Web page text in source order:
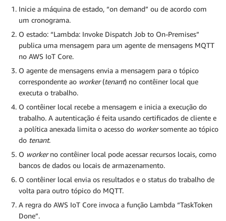
Inicie a máquina de estado, “on demand” ou de acordo com
um cronograma.
O estado: “Lambda: Invoke Dispatch Job to On-Premises”
publica uma mensagem para um agente de mensagens MQTT
no AWS IoT Core.
O agente de mensagens envia a mensagem para o tópico
correspondente ao worker(tenant) no contêiner local que
executa o trabalho.
O contêiner local recebe a mensagem e inicia a execução do
trabalho. A autenticação é feita usando certificados de cliente e
a política anexada limita o acesso do workersomente ao tópico
do tenant.
O workerno contêiner local pode acessar recursos locais, como
bancos de dados ou locais de armazenamento.
O contêiner local envia os resultados e o status do trabalho de
volta para outro tópico do MQTT.
A regra do AWS IoT Core invoca a função Lambda “TaskToken
Done”.